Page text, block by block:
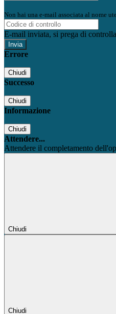
Non hai una e-mail associata al nome
E-mail inviata, si prega di
Errore
Chiudi
Successo
Chiudi
Informazione
Chiudi
Attendere...
Attendere il completamento
Chiudi
Chiudi